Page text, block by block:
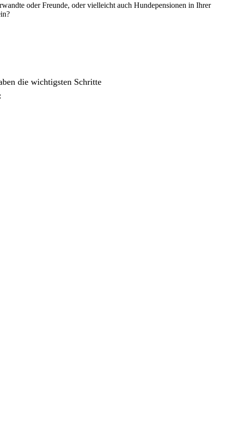
oder Freunde, oder vielleicht auch Hundepensionen in Ihrer
die wichtigsten Schritte